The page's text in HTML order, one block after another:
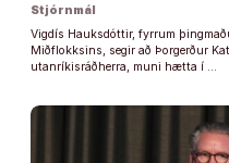
Stjórnmál
Vigdís Hauksdóttir, fyrrum
Miðflokksins, segir að Þorgerður
utanríkisráðherra, muni hætta í …